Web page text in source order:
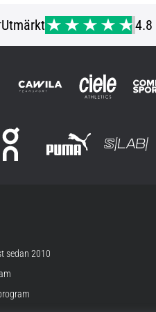
Utmärkt 4.8
sedan 2010